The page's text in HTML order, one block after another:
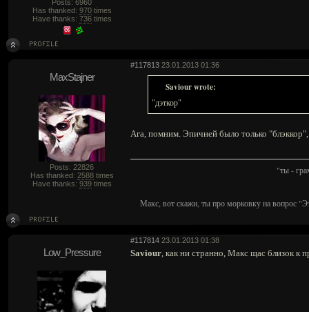
Posts: 6960
Has thanked: 970times
Have thanks: 736times
#117813 23.01.2013 01:36
MaxStajner
Posts: 22826
Has thanked: 2588times
Have thanks: 939times
Saviour wrote:
"дэткор"
Ага, помним. Эпичней было только
"ты -
Макс, вот скажи, ты про морковку на вопрос
#117814 23.01.2013 01:38
Low_Pressure Saviour, как ни странно, Макс щас близок к